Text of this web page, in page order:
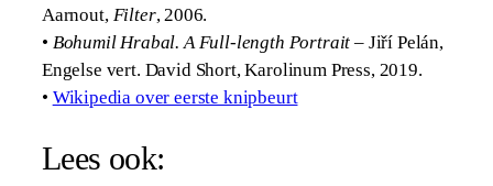
Aarnout, Filter, 2006.
• Bohumil Hrabal. A Full-length Portrait – Jiří Pelán,
Engelse vert. David Short, Karolinum Press, 2019.
• Wikipedia over eerste knipbeurt
Lees ook: